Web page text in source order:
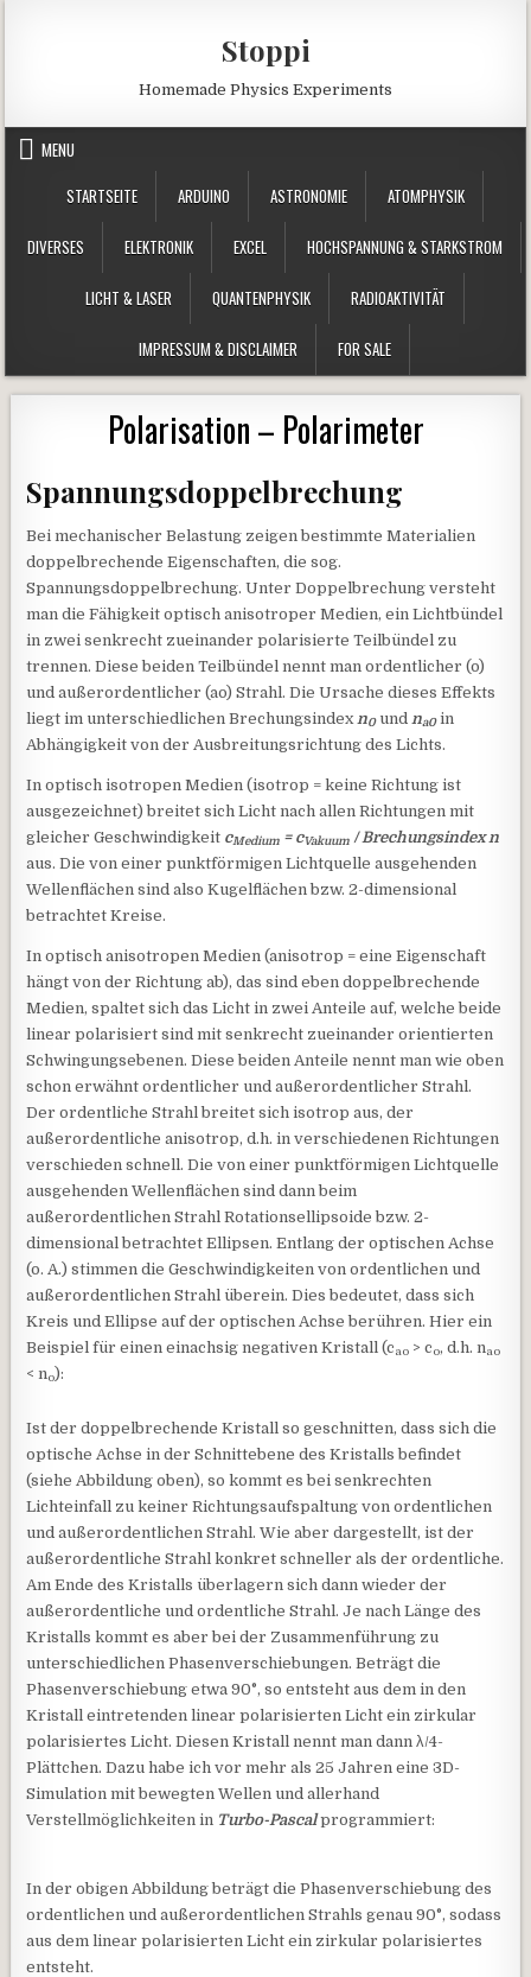
Stoppi
Homemade Physics Experiments
MENU
STARTSEITE
ARDUINO ASTRONOMIE ATOMPHYSIK
DIVERSES ELEKTRONIK EXCEL HOCHSPANNUNG & STARKSTROM
LICHT & LASER QUANTENPHYSIK RADIOAKTIVITÄT
IMPRESSUM & DISCLAIMER FOR SALE
Polarisation – Polarimeter
Spannungsdoppelbrechung
Bei mechanischer Belastung zeigen bestimmte Materialien
doppelbrechende Eigenschaften, die sog.
Spannungsdoppelbrechung. Unter Doppelbrechung versteht
man die Fähigkeit optisch anisotroper Medien, ein Lichtbündel
in zwei senkrecht zueinander polarisierte Teilbündel zu
trennen. Diese beiden Teilbündel nennt man ordentlicher (o)
und außerordentlicher (ao) Strahl. Die Ursache dieses Effekts
liegt im unterschiedlichen Brechungsindex n0und na0in
Abhängigkeit von der Ausbreitungsrichtung des Lichts.
In optisch isotropen Medien (isotrop = keine Richtung ist
ausgezeichnet) breitet sich Licht nach allen Richtungen mit
gleicher Geschwindigkeit cMedium = cVakuum / Brechungsindex n
aus. Die von einer punktförmigen Lichtquelle ausgehenden
Wellenflächen sind also Kugelflächen bzw. 2-dimensional
betrachtet Kreise.
In optisch anisotropen Medien (anisotrop = eine Eigenschaft
hängt von der Richtung ab), das sind eben doppelbrechende
Medien, spaltet sich das Licht in zwei Anteile auf, welche beide
linear polarisiert sind mit senkrecht zueinander orientierten
Schwingungsebenen. Diese beiden Anteile nennt man wie oben
schon erwähnt ordentlicher und außerordentlicher Strahl.
Der ordentliche Strahl breitet sich isotrop aus, der
außerordentliche anisotrop, d.h. in verschiedenen Richtungen
verschieden schnell. Die von einer punktförmigen Lichtquelle
ausgehenden Wellenflächen sind dann beim
außerordentlichen Strahl Rotationsellipsoide bzw. 2-
dimensional betrachtet Ellipsen. Entlang der optischen Achse
(o. A.) stimmen die Geschwindigkeiten von ordentlichen und
außerordentlichen Strahl überein. Dies bedeutet, dass sich
Kreis und Ellipse auf der optischen Achse berühren. Hier ein
Beispiel für einen einachsig negativen Kristall (cao > co, d.h. nao
< no):
Ist der doppelbrechende Kristall so geschnitten, dass sich die
optische Achse in der Schnittebene des Kristalls befindet
(siehe Abbildung oben), so kommt es bei senkrechten
Lichteinfall zu keiner Richtungsaufspaltung von ordentlichen
und außerordentlichen Strahl. Wie aber dargestellt, ist der
außerordentliche Strahl konkret schneller als der ordentliche.
Am Ende des Kristalls überlagern sich dann wieder der
außerordentliche und ordentliche Strahl. Je nach Länge des
Kristalls kommt es aber bei der Zusammenführung zu
unterschiedlichen Phasenverschiebungen. Beträgt die
Phasenverschiebung etwa 90°, so entsteht aus dem in den
Kristall eintretenden linear polarisierten Licht ein zirkular
polarisiertes Licht. Diesen Kristall nennt man dann λ/4-
Plättchen. Dazu habe ich vor mehr als 25 Jahren eine 3D-
Simulation mit bewegten Wellen und allerhand
Verstellmöglichkeiten in Turbo-Pascalprogrammiert:
In der obigen Abbildung beträgt die Phasenverschiebung des
ordentlichen und außerordentlichen Strahls genau 90°, sodass
aus dem linear polarisierten Licht ein zirkular polarisiertes
entsteht.